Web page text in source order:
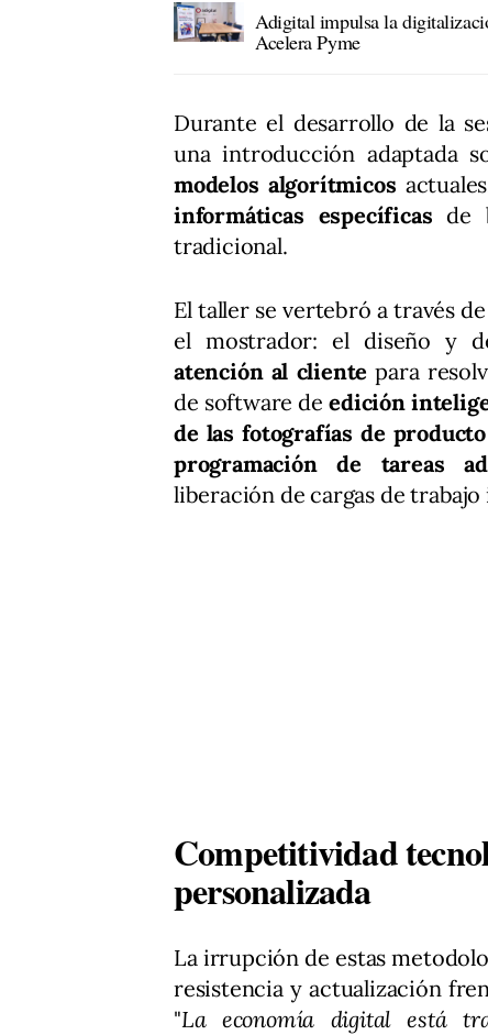
Adigital impulsa la
Acelera Pyme
Durante el desarrollo de la
una introducción adaptada
modelos algorítmicos
informáticas específicas de
tradicional.
El taller se vertebró a través
el mostrador: el diseño y
atención al cliente para
de software deedición
de las fotografías de producto
programación de tareas
liberación de cargas de trabajo
Competitividad
personalizada
La irrupción de estas
resistencia y actualización
"La economía digital está